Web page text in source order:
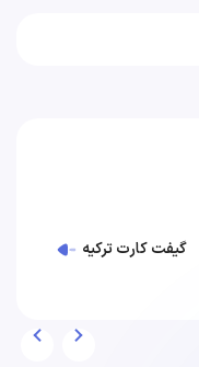
گیفت کارت ترکیه